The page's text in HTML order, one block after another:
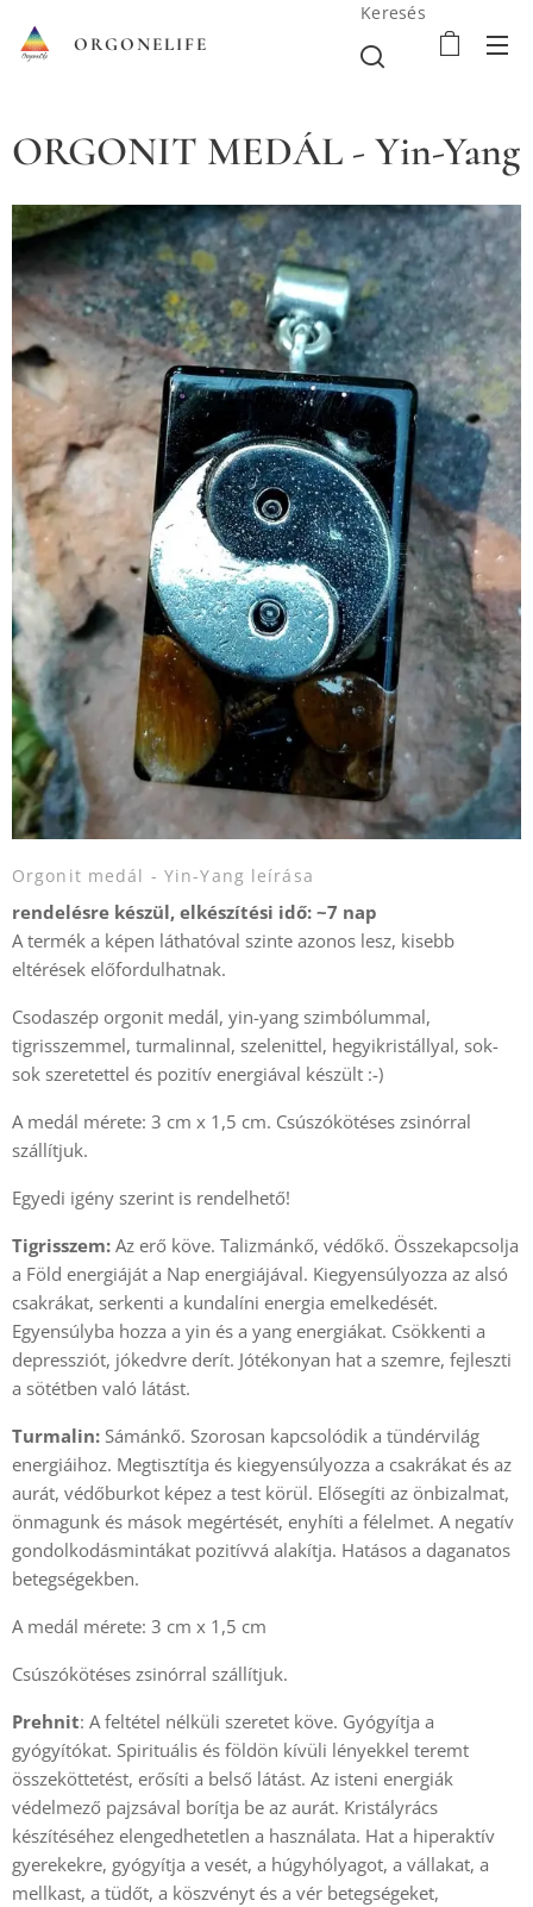
ORGONELIFE
Keresés
ORGONIT MEDÁL - Yin-Yang
Orgonit medál - Yin-Yang leírása
rendelésre készül, elkészítési idő: ~7 nap
A termék a képen láthatóval szinte azonos lesz, kisebb
eltérések előfordulhatnak.
Csodaszép orgonit medál, yin-yang szimbólummal,
tigrisszemmel, turmalinnal, szelenittel, hegyikristállyal, sok-
sok szeretettel és pozitív energiával készült :-)
A medál mérete: 3 cm x 1,5 cm. Csúszókötéses zsinórral
szállítjuk.
Egyedi igény szerint is rendelhető!
Tigrisszem: Az erő köve. Talizmánkő, védőkő. Összekapcsolja
a Föld energiáját a Nap energiájával. Kiegyensúlyozza az alsó
csakrákat, serkenti a kundalíni energia emelkedését.
Egyensúlyba hozza a yin és a yang energiákat. Csökkenti a
depressziót, jókedvre derít. Jótékonyan hat a szemre, fejleszti
a sötétben való látást.
Turmalin: Sámánkő. Szorosan kapcsolódik a tündérvilág
energiáihoz. Megtisztítja és kiegyensúlyozza a csakrákat és az
aurát, védőburkot képez a test körül. Elősegíti az önbizalmat,
önmagunk és mások megértését, enyhíti a félelmet. A negatív
gondolkodásmintákat pozitívvá alakítja. Hatásos a daganatos
betegségekben.
A medál mérete: 3 cm x 1,5 cm
Csúszókötéses zsinórral szállítjuk.
Prehnit: A feltétel nélküli szeretet köve. Gyógyítja a
gyógyítókat. Spirituális és földön kívüli lényekkel teremt
összeköttetést, erősíti a belső látást. Az isteni energiák
védelmező pajzsával borítja be az aurát. Kristályrács
készítéséhez elengedhetetlen a használata. Hat a hiperaktív
gyerekekre, gyógyítja a vesét, a húgyhólyagot, a vállakat, a
mellkast, a tüdőt, a köszvényt és a vér betegségeket,